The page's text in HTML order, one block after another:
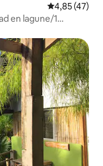
Gemiddelde
4,85 (47)
en lagune/1